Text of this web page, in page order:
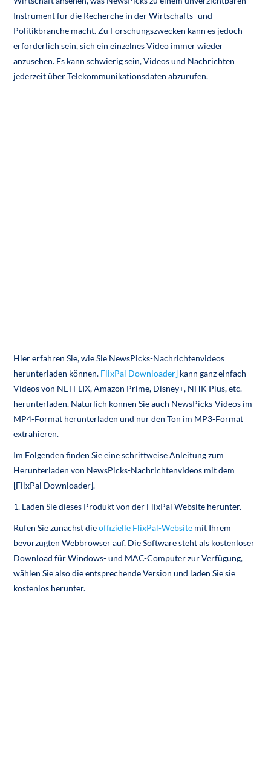
Instrument für die Recherche in der Wirtschafts- und
Politikbranche macht. Zu Forschungszwecken kann es jedoch
erforderlich sein, sich ein einzelnes Video immer wieder
anzusehen. Es kann schwierig sein, Videos und Nachrichten
jederzeit über Telekommunikationsdaten abzurufen.
Hier erfahren Sie, wie Sie NewsPicks-Nachrichtenvideos
herunterladen können. FlixPal Downloader] kann ganz einfach
Videos von NETFLIX, Amazon Prime, Disney+, NHK Plus, etc.
herunterladen. Natürlich können Sie auch NewsPicks-Videos im
MP4-Format herunterladen und nur den Ton im MP3-Format
extrahieren.
Im Folgenden finden Sie eine schrittweise Anleitung zum
Herunterladen von NewsPicks-Nachrichtenvideos mit dem
[FlixPal Downloader].
1. Laden Sie dieses Produkt von der FlixPal Website herunter.
Rufen Sie zunächst dieoffizielle FlixPal-Website mit Ihrem
bevorzugten Webbrowser auf. Die Software steht als kostenloser
Download für Windows- und MAC-Computer zur Verfügung,
wählen Sie also die entsprechende Version und laden Sie sie
kostenlos herunter.